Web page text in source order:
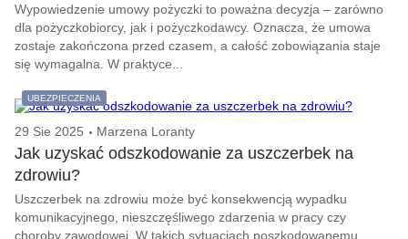
Wypowiedzenie umowy pożyczki to poważna decyzja – zarówno
dla pożyczkobiorcy, jak i pożyczkodawcy. Oznacza, że umowa
zostaje zakończona przed czasem, a całość zobowiązania staje
się wymagalna. W praktyce...
UBEZPIECZENIA
29 Sie 2025 Marzena Loranty
Jak uzyskać odszkodowanie za uszczerbek na
zdrowiu?
Uszczerbek na zdrowiu może być konsekwencją wypadku
komunikacyjnego, nieszczęśliwego zdarzenia w pracy czy
choroby zawodowej. W takich sytuacjach poszkodowanemu